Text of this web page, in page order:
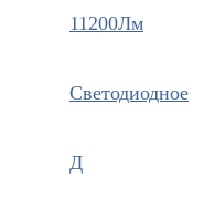
11200Лм
Светодиодное
Д